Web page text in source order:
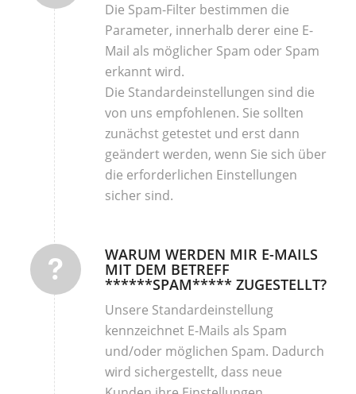
Die Spam-Filter bestimmen die
Parameter, innerhalb derer eine E-
Mail als möglicher Spam oder Spam
erkannt wird.
Die Standardeinstellungen sind die
von uns empfohlenen. Sie sollten
zunächst getestet und erst dann
geändert werden, wenn Sie sich über
die erforderlichen Einstellungen
sicher sind.
WARUM WERDEN MIR E-MAILS
MIT DEM BETREFF
******SPAM***** ZUGESTELLT?
Unsere Standardeinstellung
kennzeichnet E-Mails als Spam
und/oder möglichen Spam. Dadurch
wird sichergestellt, dass neue